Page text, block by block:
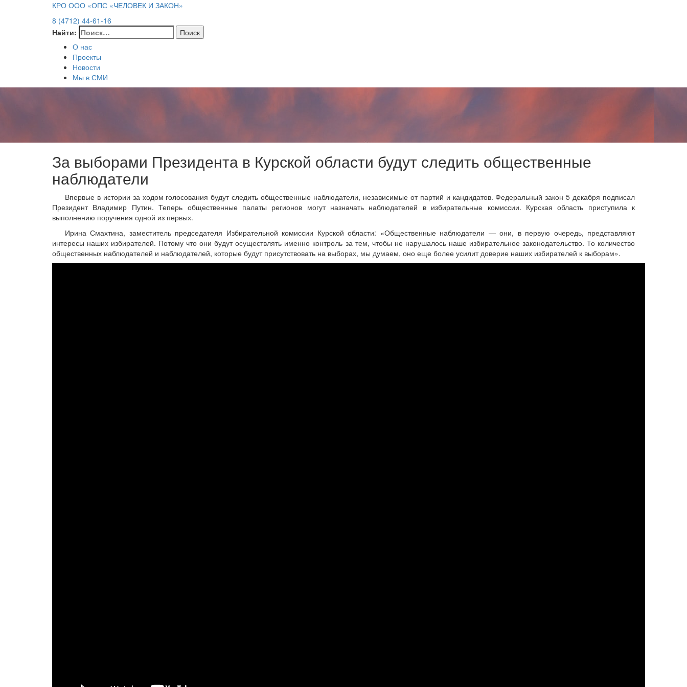
КРО ООО «ОПС «ЧЕЛОВЕК И ЗАКОН»
8 (4712) 44-61-16
Найти:
О нас
Проекты
Новости
Мы в СМИ
За выборами Президента в Курской области будут следить общественные
наблюдатели
Впервые в истории за ходом голосования будут следить общественные наблюдатели, независимые от партий и кандидатов. Федеральный закон 5 декабря подписал
Президент Владимир Путин. Теперь общественные палаты регионов могут назначать наблюдателей в избирательные комиссии. Курская область приступила к
выполнению поручения одной из первых.
Ирина Смахтина, заместитель председателя Избирательной комиссии Курской области: «Общественные наблюдатели — они, в первую очередь, представляют
интересы наших избирателей. Потому что они будут осуществлять именно контроль за тем, чтобы не нарушалось наше избирательное законодательство. То количество
общественных наблюдателей и наблюдателей, которые будут присутствовать на выборах, мы думаем, оно еще более усилит доверие наших избирателей к выборам».